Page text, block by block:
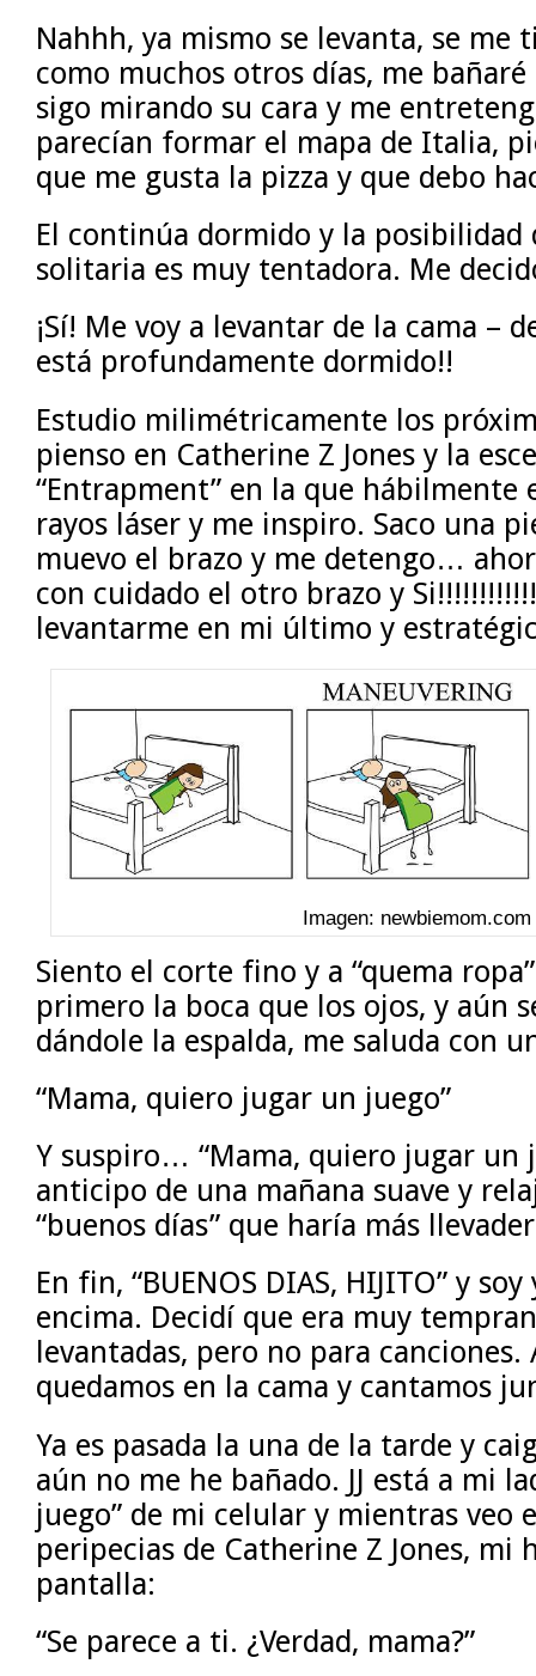
Nahhh, ya mismo se levanta, se me
como muchos otros días, me
sigo mirando su cara y me
parecían formar el mapa de Italia,
que me gusta la pizza y que debo
El continúa dormido y la posibilidad
solitaria es muy tentadora. Me
¡Sí! Me voy a levantar de la cama –
está profundamente dormido!!
Estudio milimétricamente los
pienso en Catherine Z Jones y la
“Entrapment” en la que hábilmente
rayos láser y me inspiro. Saco una
muevo el brazo y me detengo…
con cuidado el otro brazo y
levantarme en mi último y
Imagen: newbiemom.com
Siento el corte fino y a “quema
primero la boca que los ojos, y aún
dándole la espalda, me saluda con
“Mama, quiero jugar un juego”
Y suspiro… “Mama, quiero jugar un
anticipo de una mañana suave y
“buenos días” que haría más
En fin, “BUENOS DIAS, HIJITO” y
encima. Decidí que era muy
levantadas, pero no para canciones.
quedamos en la cama y cantamos
Ya es pasada la una de la tarde y
aún no me he bañado. JJ está a mi
juego” de mi celular y mientras veo
peripecias de Catherine Z Jones, mi
pantalla:
“Se parece a ti. ¿Verdad, mama?”